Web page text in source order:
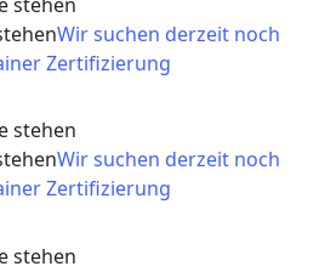
Wir suchen derzeit noch
Zertifizierung
Wir suchen derzeit noch
Zertifizierung